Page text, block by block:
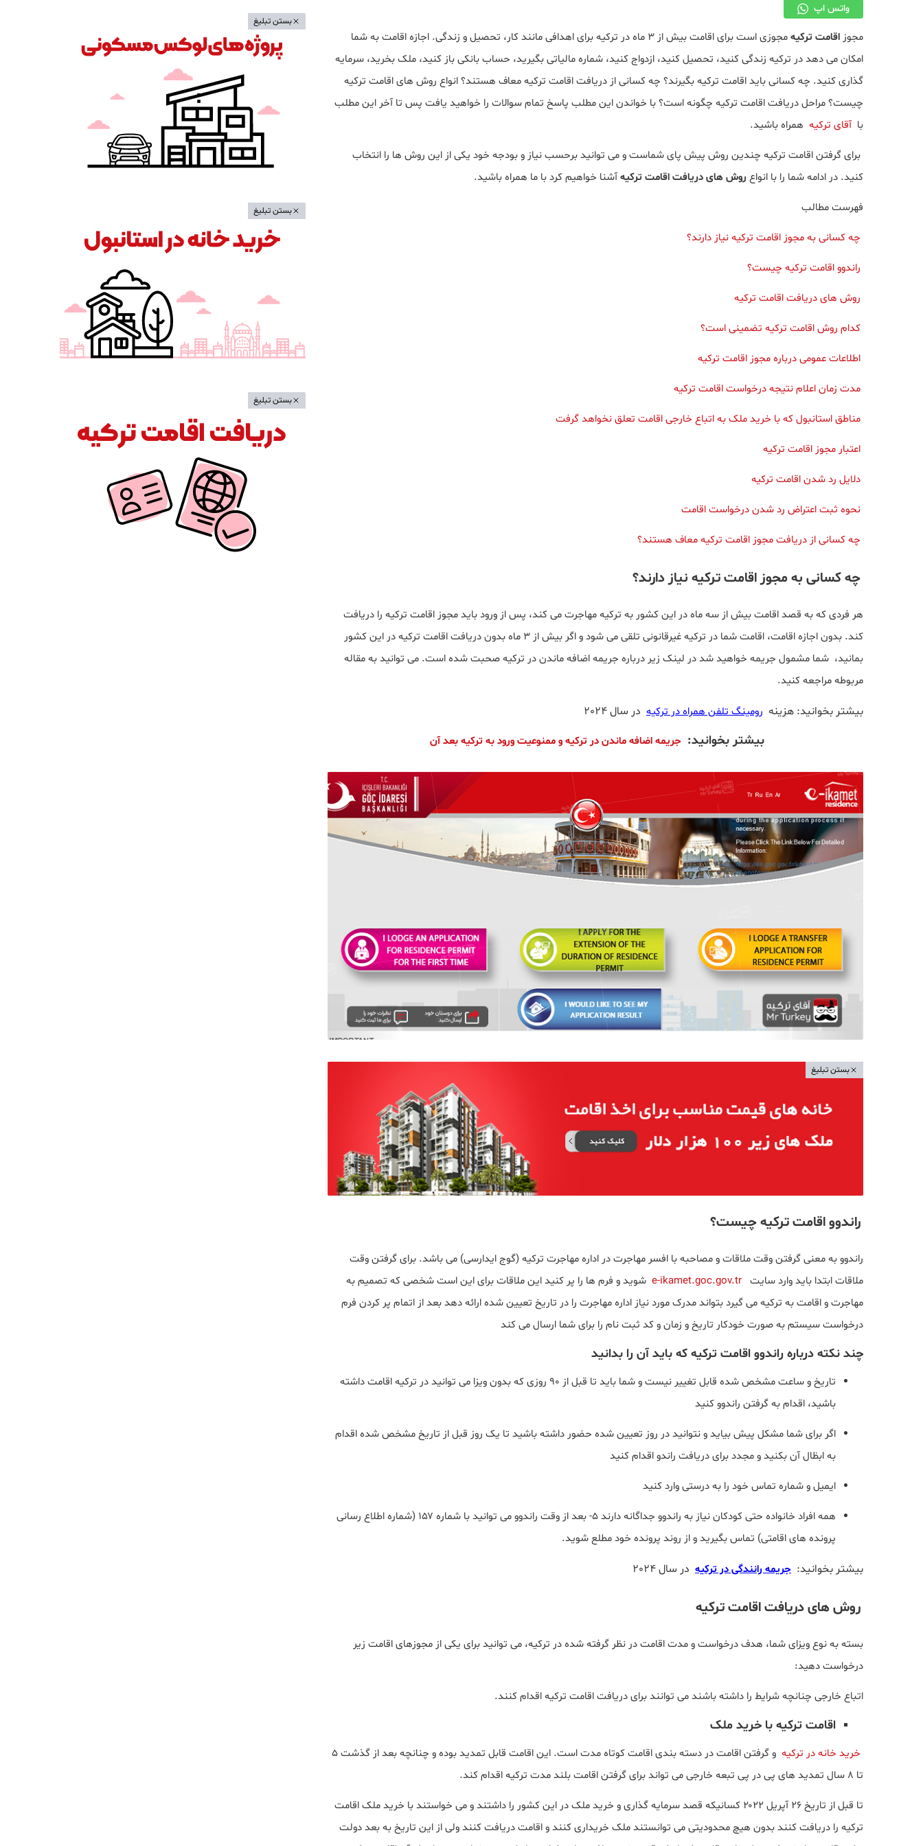
واتس اپ
مجوزاقامت ترکیه
مجوزی است برای اقامت بیش از ۳ ماه در ترکیه برای اهدافی مانند کار، تحصیل و زندگی. اجازه اقامت به شما
امکان می دهد در ترکیه زندگی کنید، تحصیل کنید، ازدواج کنید، شماره مالیاتی بگیرید، حساب بانکی باز کنید، ملک بخرید، سرمایه
گذاری کنید. چه کسانی باید اقامت ترکیه بگیرند؟ چه کسانی از دریافت اقامت ترکیه معاف هستند؟ انواع روش های اقامت ترکیه
چیست؟ مراحل دریافت اقامت ترکیه چگونه است؟ با خواندن این مطلب پاسخ تمام سوالات را خواهید یافت پس تا آخر این مطلب
با آقای ترکیه همراه باشید.
برای گرفتن اقامت ترکیه چندین روش پیش پای شماست و می توانید برحسب نیاز و بودجه خود یکی از این روش ها را انتخاب
کنید. در ادامه شما را با انواع روش های دریافت اقامت ترکیهآشنا خواهیم کرد با ما همراه باشید.
فهرست مطالب
چه کسانی به مجوز اقامت ترکیه نیاز دارند؟
راندوو اقامت ترکیه چیست؟
روش های دریافت اقامت ترکیه
کدام روش اقامت ترکیه تضمینی است؟
اطلاعات عمومی درباره مجوز اقامت ترکیه
مدت زمان اعلام نتیجه درخواست اقامت ترکیه
مناطق استانبول که با خرید ملک به اتباع خارجی اقامت تعلق نخواهد گرفت
اعتبار مجوز اقامت ترکیه
دلایل رد شدن اقامت ترکیه
نحوه ثبت اعتراض رد شدن درخواست اقامت
چه کسانی از دریافت مجوز اقامت ترکیه معاف هستند؟
چه کسانی به مجوز اقامت ترکیه نیاز دارند؟
هر فردی که به قصد اقامت بیش از سه ماه در این کشور به ترکیه مهاجرت می کند، پس از ورود باید مجوز اقامت ترکیه را دریافت
کند. بدون اجازه اقامت، اقامت شما در ترکیه غیرقانونی تلقی می شود و اگر بیش از 3 ماه بدون دریافت اقامت ترکیه در این کشور
بمانید، شما مشمول جریمه خواهید شد در لینک زیر درباره جریمه اضافه ماندن در ترکیه صحبت شده است. می توانید به مقاله
مربوطه مراجعه کنید.
بیشتر بخوانید: هزینه رومینگ تلفن همراه در ترکیه در سال 2024
بیشتر بخوانید: جریمه اضافه ماندن در ترکیه و ممنوعیت ورود به ترکیه بعد آن
بستن تبلیغ
راندوو اقامت ترکیه چیست؟
راندوو به معنی گرفتن وقت ملاقات و مصاحبه با افسر مهاجرت در اداره مهاجرت ترکیه (گوج ایدارسی) می باشد. برای گرفتن وقت
ملاقات ابتدا باید وارد سایت e-ikamet.goc.gov.tr شوید و فرم ها را پر کنید این ملاقات برای این است شخصی که تصمیم به
مهاجرت و اقامت به ترکیه می گیرد بتواند مدرک مورد نیاز اداره مهاجرت را در تاریخ تعیین شده ارائه دهد بعد از اتمام پر کردن فرم
درخواست سیستم به صورت خودکار تاریخ و زمان و کد ثبت نام را برای شما ارسال می کند
چند نکته درباره راندوو اقامت ترکیه که باید آن را بدانید
تاریخ و ساعت مشخص شده قابل تغییر نیست و شما باید تا قبل از ۹۰ روزی که بدون ویزا می توانید در ترکیه اقامت داشته
باشید، اقدام به گرفتن راندوو کنید
اگر برای شما مشکل پیش بیاید و نتوانید در روز تعیین شده حضور داشته باشید تا یک روز قبل از تاریخ مشخص شده اقدام
به ابظال آن بکنید و مجدد برای دریافت راندو اقدام کنید
ایمیل و شماره تماس خود را به درستی وارد کنید
همه افراد خانواده حتی کودکان نیاز به راندوو جداگانه دارند ۵- بعد از وقت راندوو می توانید با شماره ۱۵۷ (شماره اطلاع رسانی
پرونده های اقامتی) تماس بگیرید و از روند پرونده خود مطلع شوید.
بیشتر بخوانید: جریمه رانندگی در ترکیه در سال 2024
روش های دریافت اقامت ترکیه
بسته به نوع ویزای شما، هدف درخواست و مدت اقامت در نظر گرفته شده در ترکیه، می توانید برای یکی از مجوزهای اقامت زیر
درخواست دهید:
اتباع خارجی چنانچه شرایط را داشته باشند می توانند برای دریافت اقامت ترکیه اقدام کنند.
اقامت ترکیه با خرید ملک
خرید خانه در ترکیه
و گرفتن اقامت در دسته بندی اقامت کوتاه مدت است. این اقامت قابل تمدید بوده و چنانچه بعد از گذشت 5
تا 8 سال تمدید های پی در پی تبعه خارجی می تواند برای گرفتن اقامت بلند مدت ترکیه اقدام کند.
تا قبل از تاریخ ۲۶ آپریل ۲۰۲۲ کسانیکه قصد سرمایه گذاری و خرید ملک در این کشور را داشتند و می خواستند با خرید ملک اقامت
ترکیه را دریافت کنند بدون هیچ محدودیتی می توانستند ملک خریداری کنند و اقامت دریافت کنند ولی از این تاریخ به بعد دولت
بستن تبلیغ
بستن تبلیغ
بستن تبلیغ